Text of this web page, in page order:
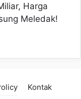
Harga
Meledak!
Kontak